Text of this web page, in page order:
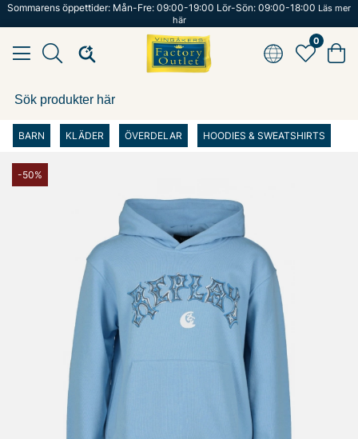
Sommarens öppettider: Mån-Fre: 09:00-19:00 Lör-Sön: 09:00-18:00 Läs mer
här
0
BARN KLÄDER ÖVERDELAR HOODIES & SWEATSHIRTS
-50%